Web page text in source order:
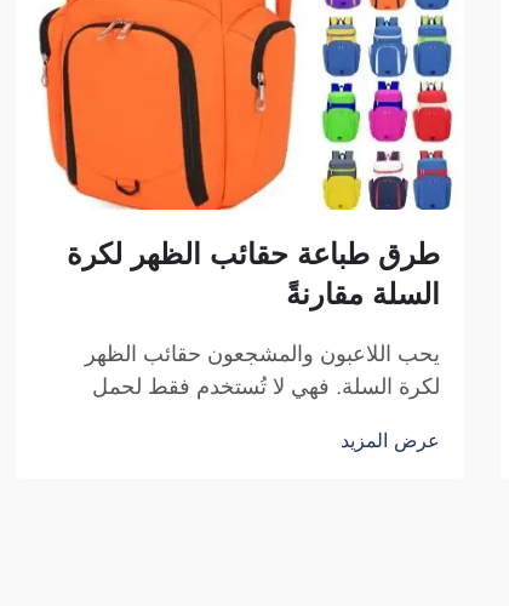
طرق طباعة حقائب الظهر لكرة
السلة مقارنةً
يحب اللاعبون والمشجعون حقائب الظهر
لكرة السلة. فهي لا تُستخدم فقط لحمل
الفريق والهوية الفردية. ونحن في شركة
عرض المزيد